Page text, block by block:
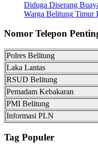
Diduga Diserang
Warga Belitung Timur
Nomor Telepon
Polres Belitung
Laka Lantas
RSUD Belitung
Pemadam Kebakaran
PMI Belitung
Informasi PLN
Tag Populer